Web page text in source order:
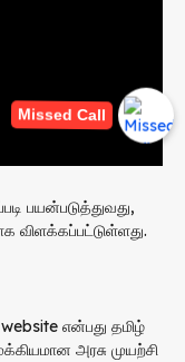
Missed Call
பயன்படுத்துவது,
விளக்கப்பட்டுள்ளது.
என்பது தமிழ்
அரசு முயற்சி